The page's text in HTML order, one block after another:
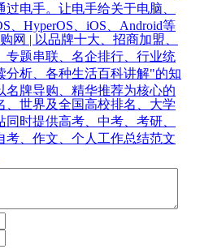
电手。让电手给关于电脑、
、HyperOS、iOS、Android等
网 | 以品牌十大、招商加盟、
专题串联、名企排行、行业统
分析、各种生活百科讲解"的知
名牌导购、精华推荐为核心的
、世界及全国高校排名、大学
时提供高考、中考、考研、
考、作文、个人工作总结范文